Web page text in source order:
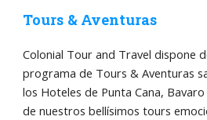
Tours & Aventuras
Colonial Tour and Travel dispone
programa de Tours & Aventuras
los Hoteles de Punta Cana,
de nuestros bellísimos tours